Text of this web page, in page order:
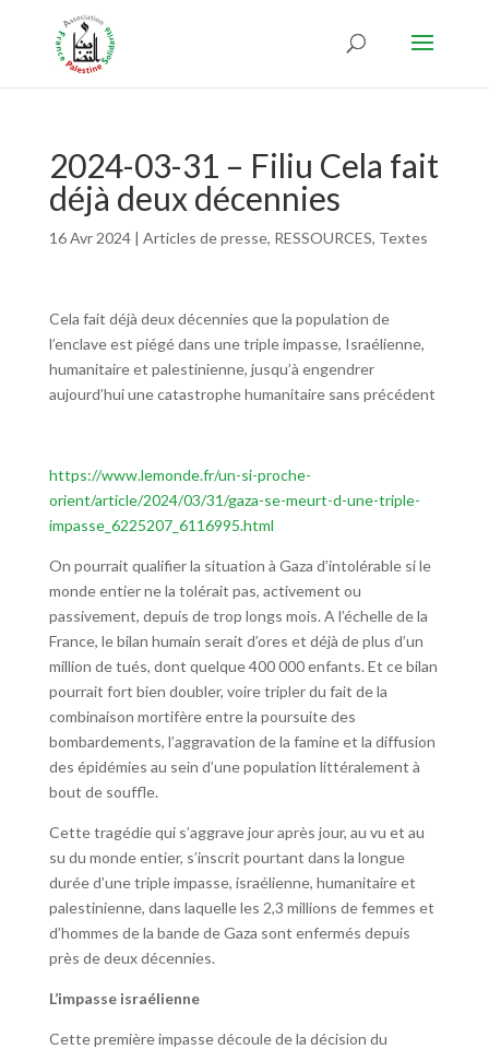
2024-03-31 – Filiu Cela fait
déjà deux décennies
16 Avr 2024| Articles de presse, RESSOURCES, Textes
Cela fait déjà deux décennies que la population de
l’enclave est piégé dans une triple impasse, Israélienne,
humanitaire et palestinienne, jusqu’à engendrer
aujourd’hui une catastrophe humanitaire sans précédent
https://www.lemonde.fr/un-si-proche-
orient/article/2024/03/31/gaza-se-meurt-d-une-triple-
impasse_6225207_6116995.html
On pourrait qualifier la situation à Gaza d’intolérable si le
monde entier ne la tolérait pas, activement ou
passivement, depuis de trop longs mois. A l’échelle de la
France, le bilan humain serait d’ores et déjà de plus d’un
million de tués, dont quelque 400 000 enfants. Et ce bilan
pourrait fort bien doubler, voire tripler du fait de la
combinaison mortifère entre la poursuite des
bombardements, l’aggravation de la famine et la diffusion
des épidémies au sein d’une population littéralement à
bout de souffle.
Cette tragédie qui s’aggrave jour après jour, au vu et au
su du monde entier, s’inscrit pourtant dans la longue
durée d’une triple impasse, israélienne, humanitaire et
palestinienne, dans laquelle les 2,3 millions de femmes et
d’hommes de la bande de Gaza sont enfermés depuis
près de deux décennies.
L’impasse israélienne
Cette première impasse découle de la décision du